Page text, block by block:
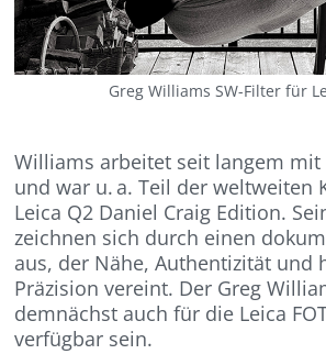
Greg Williams SW-Filter für
Williams arbeitet seit langem mit
und war u. a. Teil der weltweiten
Leica Q2 Daniel Craig Edition.
zeichnen sich durch einen
aus, der Nähe, Authentizität und
Präzision vereint. Der Greg
demnächst auch für die Leica
verfügbar sein.